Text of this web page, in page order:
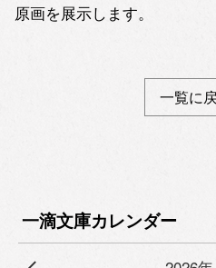
原画を展示します。
一覧に
一滴文庫カレンダー